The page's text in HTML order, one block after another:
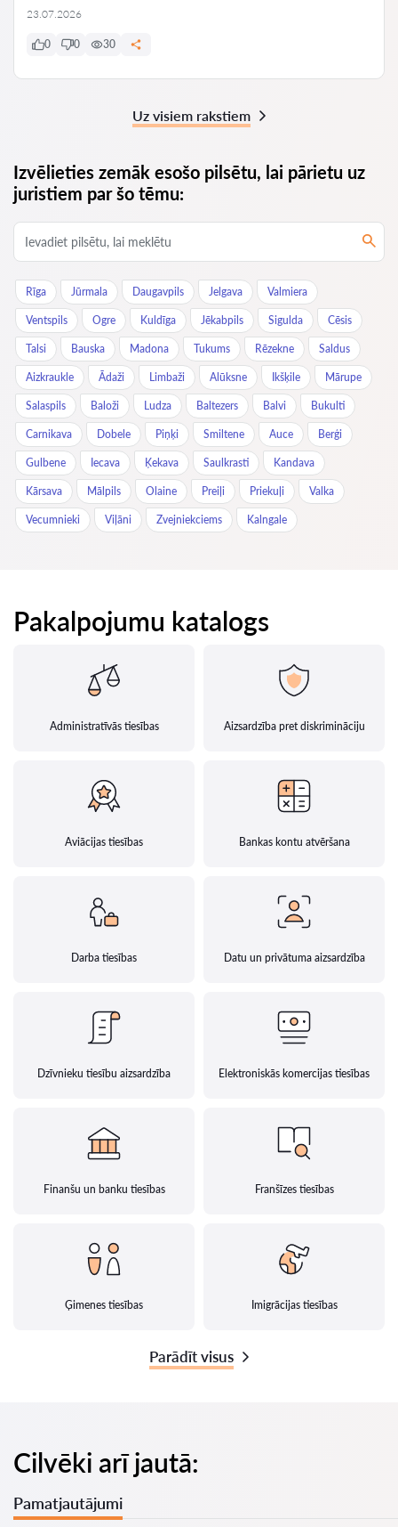
23.07.2026
0 0 30
Uz visiem rakstiem
Izvēlieties zemāk esošo pilsētu, lai pārietu uz
juristiem par šo tēmu:
Rīga Jūrmala Daugavpils Jelgava Valmiera
Ventspils Ogre Kuldīga Jēkabpils Sigulda Cēsis
Talsi Bauska Madona Tukums Rēzekne Saldus
Aizkraukle Ādaži Limbaži Alūksne Ikšķile Mārupe
Salaspils Baloži Ludza Baltezers Balvi Bukulti
Carnikava Dobele Piņķi Smiltene Auce Berģi
Gulbene Iecava Ķekava Saulkrasti Kandava
Kārsava Mālpils Olaine Preiļi Priekuļi Valka
Vecumnieki Viļāni Zvejniekciems Kalngale
Pakalpojumu katalogs
Administratīvās tiesības Aizsardzība pret diskrimināciju
Aviācijas tiesības Bankas kontu atvēršana
Darba tiesības Datu un privātuma aizsardzība
Dzīvnieku tiesību aizsardzība Elektroniskās komercijas tiesības
Finanšu un banku tiesības Franšīzes tiesības
Ģimenes tiesības Imigrācijas tiesības
Parādīt visus
Cilvēki arī jautā:
Pamatjautājumi